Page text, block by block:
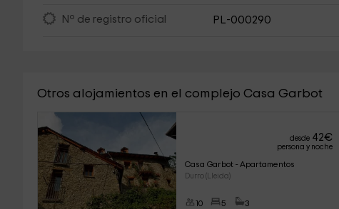
Nº de registro oficial PL-000290
Otros alojamientos en el complejo Casa Garbot
desde 42€
persona y noche
Casa Garbot - Apartamentos
Durro (Lleida)
10 5 3